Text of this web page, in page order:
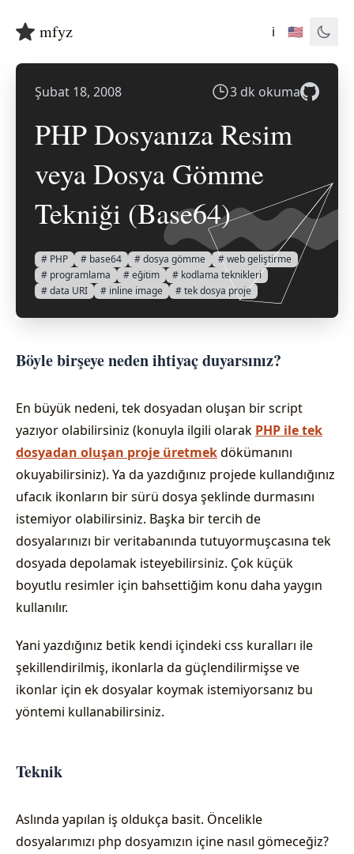
mfyz ℹ️ 🇺🇸
Şubat 18, 2008 3 dk okuma
PHP Dosyanıza Resim
veya Dosya Gömme
Tekniği (Base64)
# PHP # base64 # dosya gömme
# web geliştirme
# programlama
# eğitim
# kodlama teknikleri
# data URI
# inline image # tek dosya proje
Böyle birşeye neden ihtiyaç duyarsınız?
En büyük nedeni, tek dosyadan oluşan bir script
yazıyor olabilirsiniz (konuyla ilgili olarak PHP ile tek
dosyadan oluşan proje üretmekdökümanını
okuyabilirsiniz). Ya da yazdığınız projede kullandığınız
ufacık ikonların bir sürü dosya şeklinde durmasını
istemiyor olabilirsiniz. Başka bir tercih de
dosyalarınızı bir veritabanında tutuyormuşcasına tek
dosyada depolamak isteyebilirsiniz. Çok küçük
boyutlu resimler için bahsettiğim konu daha yaygın
kullanılır.
Yani yazdığınız betik kendi içindeki css kuralları ile
şekillendirilmiş, ikonlarla da güçlendilirmişse ve
ikonlar için ek dosyalar koymak istemiyorsanız bu
yöntemi kullanabilirsiniz.
Teknik
Aslında yapılan iş oldukça basit. Öncelikle
dosyalarımızı php dosyamızın içine nasıl gömeceğiz?